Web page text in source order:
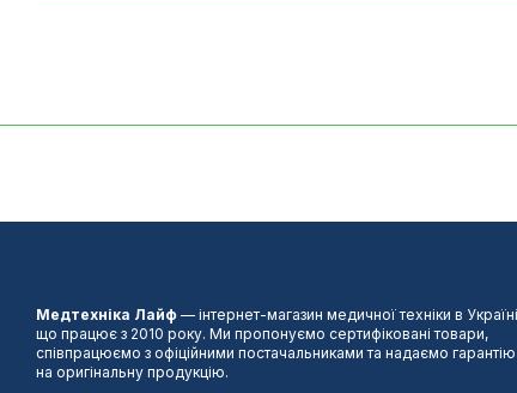
Медтехніка Лайф — інтернет-магазин медичної техніки в
що працює з 2010 року. Ми пропонуємо сертифіковані товари,
співпрацюємо з офіційними постачальниками та надаємо гарантію
на оригінальну продукцію.